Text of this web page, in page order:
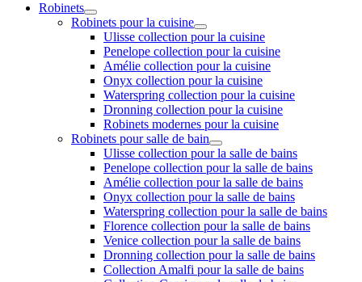
Robinets
Robinets pour la cuisine
Ulisse collection pour la cuisine
Penelope collection pour la cuisine
Amélie collection pour la cuisine
Onyx collection pour la cuisine
Waterspring collection pour la cuisine
Dronning collection pour la cuisine
Robinets modernes pour la cuisine
Robinets pour salle de bain
Ulisse collection pour la salle de bains
Penelope collection pour la salle de bains
Amélie collection pour la salle de bains
Onyx collection pour la salle de bains
Waterspring collection pour la salle de bains
Florence collection pour la salle de bains
Venice collection pour la salle de bains
Dronning collection pour la salle de bains
Collection Amalfi pour la salle de bains